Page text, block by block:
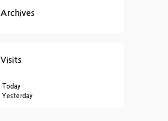
Archives
Visits
Today
Yesterday